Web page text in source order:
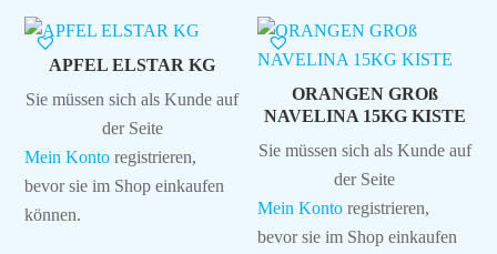
APFEL ELSTAR KG
Sie müssen sich als Kunde auf
der Seite
Mein Konto registrieren,
bevor sie im Shop einkaufen
können.
ORANGEN GROß
NAVELINA 15KG KISTE
Sie müssen sich als Kunde auf
der Seite
Mein Konto registrieren,
bevor sie im Shop einkaufen